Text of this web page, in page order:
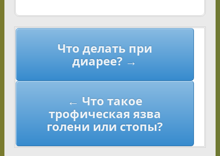
Навигация
Что делать при
диарее? →
← Что такое
трофическая язва
голени или стопы?